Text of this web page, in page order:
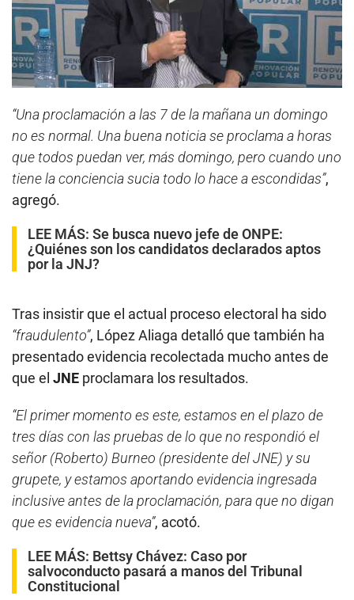
“Una proclamación a las 7 de la mañana un domingo
no es normal. Una buena noticia se proclama a horas
que todos puedan ver, más domingo, pero cuando uno
tiene la conciencia sucia todo lo hace a escondidas”,
agregó.
LEE MÁS: Se busca nuevo jefe de ONPE:
¿Quiénes son los candidatos declarados aptos
por la JNJ?
Tras insistir que el actual proceso electoral ha sido
“fraudulento”, López Aliaga detalló que también ha
presentado evidencia recolectada mucho antes de
que el JNE proclamara los resultados.
“El primer momento es este, estamos en el plazo de
tres días con las pruebas de lo que no respondió el
señor (Roberto) Burneo (presidente del JNE) y su
grupete, y estamos aportando evidencia ingresada
inclusive antes de la proclamación, para que no digan
que es evidencia nueva”, acotó.
LEE MÁS: Bettsy Chávez: Caso por
salvoconducto pasará a manos del Tribunal
Constitucional